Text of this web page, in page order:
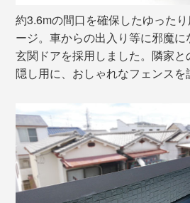
約3.6mの間口を確保したゆった
ージ。車からの出入り等に邪魔
玄関ドアを採用しました。隣家と
隠し用に、おしゃれなフェンスを